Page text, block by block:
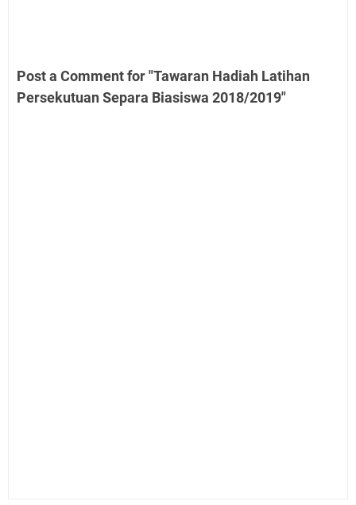
Post a Comment for "Tawaran Hadiah Latihan
Persekutuan Separa Biasiswa 2018/2019"